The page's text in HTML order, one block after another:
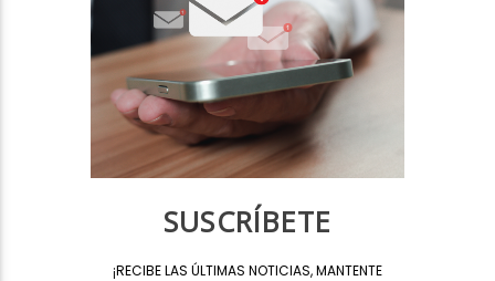
SUSCRÍBETE
¡RECIBE LAS ÚLTIMAS NOTICIAS, MANTENTE